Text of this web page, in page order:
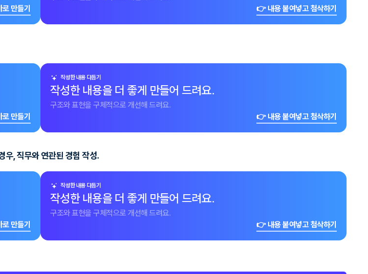
만들기
👉 내용 붙여넣고 첨삭하기
만들기
작성한 내용 다듬기
작성한 내용을 더 좋게 만들어 드려요.
구조와 표현을 구체적으로 개선해 드려요.
👉 내용 붙여넣고 첨삭하기
우, 직무와 연관된 경험 작성.
만들기
작성한 내용 다듬기
작성한 내용을 더 좋게 만들어 드려요.
구조와 표현을 구체적으로 개선해 드려요.
👉 내용 붙여넣고 첨삭하기